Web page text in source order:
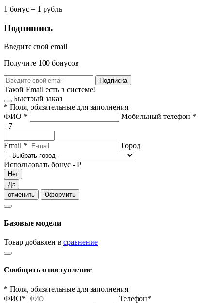
1 бонус = 1 рубль
Подпишись
Введите свой email
Получите 100 бонусов
Подписка
Такой Email есть в системе!
Быстрый заказ
* Поля, обязательные для заполнения
ФИО * Мобильный телефон *
+7
Email * Город
Использовать бонус - Р
Нет
Да
отменить
Оформить
Базовые модели
Товар добавлен в сравнение
Сообщить о поступление
* Поля, обязательные для заполнения
ФИО* Телефон*